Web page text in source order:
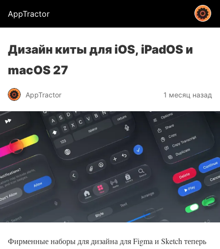
AppTractor
Дизайн киты для iOS, iPadOS и
macOS 27
AppTractor 1 месяц назад
Фирменные наборы для дизайна для Figma и Sketch теперь